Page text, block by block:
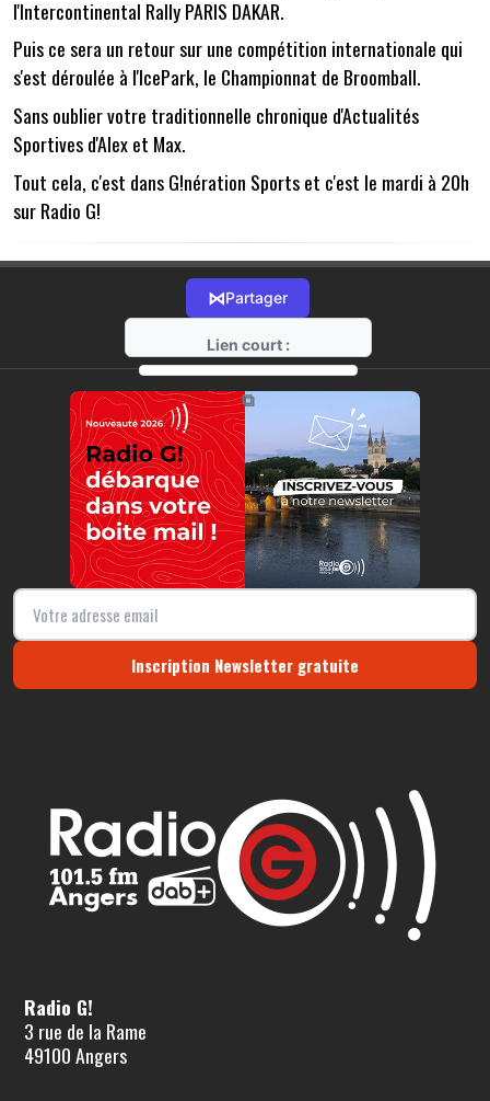
l'Intercontinental Rally PARIS DAKAR.
Puis ce sera un retour sur une compétition internationale qui
s'est déroulée à l'IcePark, le Championnat de Broomball.
Sans oublier votre traditionnelle chronique d'Actualités
Sportives d'Alex et Max.
Tout cela, c'est dans G!nération Sports et c'est le mardi à 20h
sur Radio G!
⋈Partager
Lien court :
https://radio-g.fr?1007
⧉
Inscription Newsletter gratuite
Radio G!
3 rue de la Rame
49100 Angers